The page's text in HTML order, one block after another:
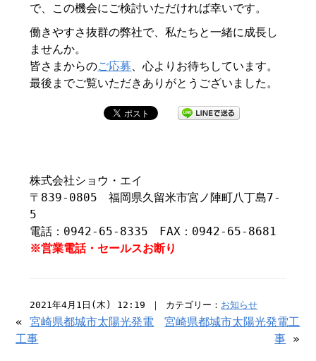
で、この機会にご検討いただければ幸いです。
働きやすさ抜群の弊社で、私たちと一緒に成長し
ませんか。
皆さまからのご応募 、心よりお待ちしています。
最後までご覧いただきありがとうございました。
株式会社ショウ・エイ
〒839-0805 福岡県久留米市宮ノ陣町八丁島7-
5
電話：0942-65-8335 FAX：0942-65-8681
※営業電話・セールスお断り
2021年4月1日(木) 12:19 ｜ カテゴリー： お知らせ
«宮崎県都城市太陽光発電
工事
宮崎県都城市太陽光発電工
事 »